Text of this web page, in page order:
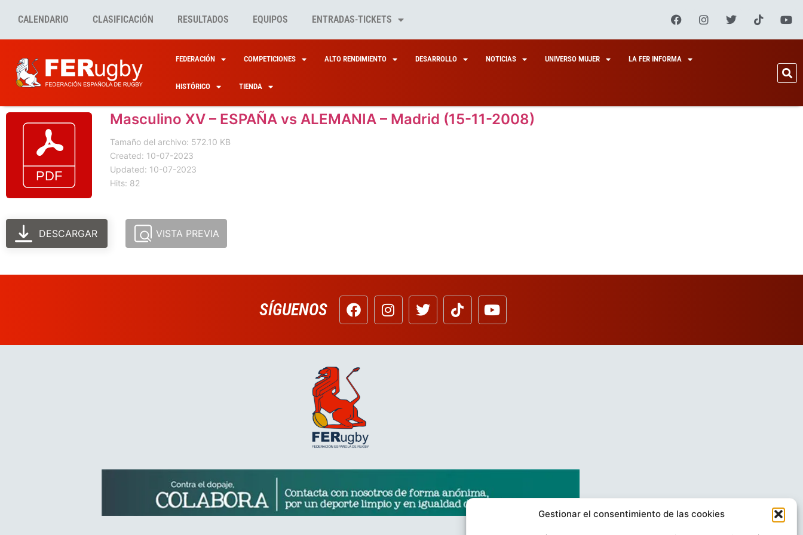
Gestionar el consentimiento de las cookies
CALENDARIO CLASIFICACIÓN RESULTADOS EQUIPOS ENTRADAS-TICKETS
FEDERACIÓN COMPETICIONES ALTO RENDIMIENTO DESARROLLO NOTICIAS UNIVERSO MUJER LA FER INFORMA
HISTÓRICO TIENDA
Masculino XV – ESPAÑA vs ALEMANIA – Madrid (15-11-2008)
Tamaño del archivo: 572.10 KB
Created: 10-07-2023
Updated: 10-07-2023
Hits: 82
DESCARGAR VISTA PREVIA
SÍGUENOS